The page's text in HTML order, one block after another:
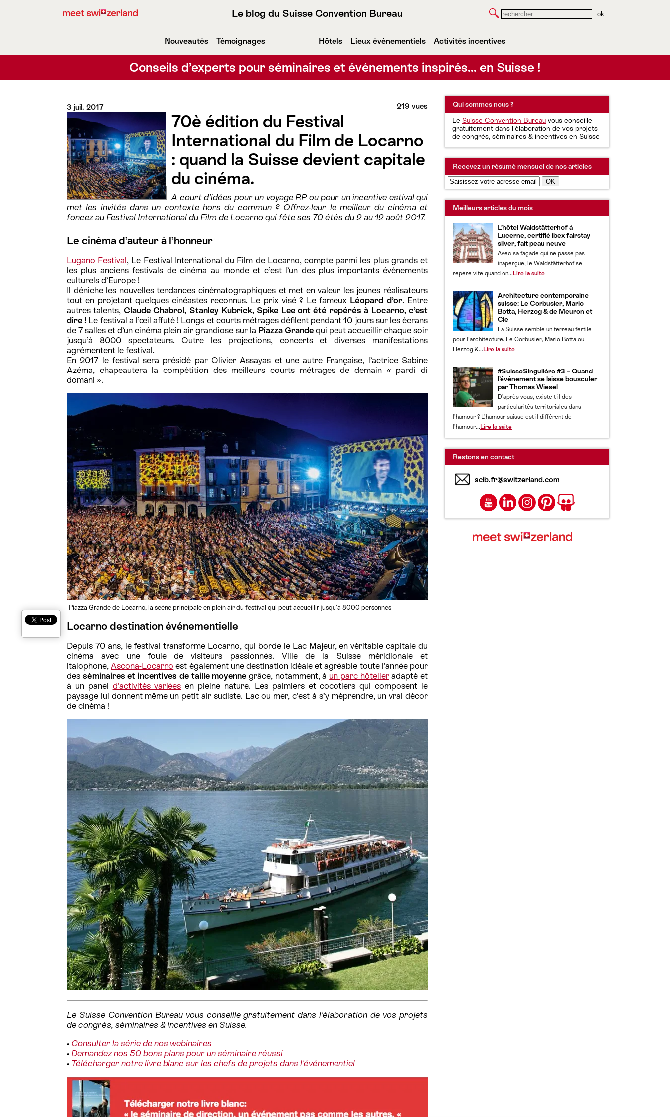
Le blog du Suisse Convention Bureau Rechercher
Nouveautés Témoignages Hôtels Lieux événementiels Activités incentives
Conseils d’experts pour séminaires et événements inspirés… en Suisse !
3 juil. 2017 219 vues
70è édition du Festival
International du Film de Locarno
: quand la Suisse devient capitale
du cinéma.
A court d'idées pour un voyage RP ou pour un incentive estival qui
met les invités dans un contexte hors du commun ? Offrez-leur le meilleur du cinéma et
foncez au Festival International du Film de Locarno qui fête ses 70 étés du 2 au 12 août 2017.
Le cinéma d’auteur à l’honneur
Lugano Festival, Le Festival International du Film de Locarno, compte parmi les plus grands et
les plus anciens festivals de cinéma au monde et c’est l’un des plus importants événements
culturels d’Europe !
Il déniche les nouvelles tendances cinématographiques et met en valeur les jeunes réalisateurs
tout en projetant quelques cinéastes reconnus. Le prix visé ? Le fameux Léopard d’or. Entre
autres talents, Claude Chabrol, Stanley Kubrick, Spike Lee ont été repérés à Locarno, c’est
dire ! Le festival a l’œil affuté ! Longs et courts métrages défilent pendant 10 jours sur les écrans
de 7 salles et d’un cinéma plein air grandiose sur la Piazza Grandequi peut accueillir chaque soir
jusqu’à 8000 spectateurs. Outre les projections, concerts et diverses manifestations
agrémentent le festival.
En 2017 le festival sera présidé par Olivier Assayas et une autre Française, l’actrice Sabine
Azéma, chapeautera la compétition des meilleurs courts métrages de demain « pardi di
domani ».
Piazza Grande de Locarno, la scène principale en plein air du festival qui peut accueillir jusqu'à 8000 personnes
Locarno destination événementielle
Depuis 70 ans, le festival transforme Locarno, qui borde le Lac Majeur, en véritable capitale du
cinéma avec une foule de visiteurs passionnés. Ville de la Suisse méridionale et
italophone,Ascona-Locarno est également une destination idéale et agréable toute l’année pour
des séminaires et incentives de taille moyennegrâce, notamment, à un parc hôtelieradapté et
à un panel d’activités variées en pleine nature. Les palmiers et cocotiers qui composent le
paysage lui donnent même un petit air sudiste. Lac ou mer, c’est à s’y méprendre, un vrai décor
de cinéma !
Le Suisse Convention Bureau vous conseille gratuitement dans l'élaboration de vos projets
de congrès, séminaires & incentives en Suisse.
• Consulter la série de nos webinaires
• Demandez nos 50 bons plans pour un séminaire réussi
• Télécharger notre livre blanc sur les chefs de projets dans l'événementiel
Qui sommes nous ?
Le Suisse Convention Bureau vous conseille
gratuitement dans l'élaboration de vos projets
de congrès, séminaires & incentives en Suisse
Recevez un résumé mensuel de nos articles
Meilleurs articles du mois
L’hôtel Waldstätterhof à
Lucerne, certifié ibex fairstay
silver, fait peau neuve
Avec sa façade qui ne passe pas
inaperçue, le Waldstätterhof se
repère vite quand on... Lire la suite
Architecture contemporaine
suisse: Le Corbusier, Mario
Botta, Herzog & de Meuron et
Cie
La Suisse semble un terreau fertile
pour l’architecture. Le Corbusier, Mario Botta ou
Herzog &... Lire la suite
#SuisseSingulière #3 – Quand
l’événement se laisse bousculer
par Thomas Wiesel
D’après vous, existe-t-il des
particularités territoriales dans
l’humour ? L’humour suisse est-il différent de
l’humour... Lire la suite
Restons en contact
scib.fr@switzerland.com